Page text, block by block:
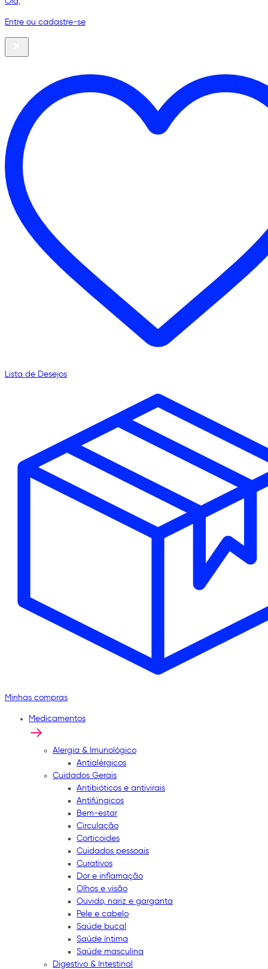
Entre ou cadastre-se
Lista de Desejos
Minhas compras
Medicamentos
Alergia & Imunológico
Antialérgicos
Cuidados Gerais
Antibióticos e antivirais
Antifúngicos
Bem-estar
Circulação
Corticoides
Cuidados pessoais
Curativos
Dor e inflamação
Olhos e visão
Ouvido, nariz e garganta
Pele e cabelo
Saúde bucal
Saúde íntima
Saúde masculina
Digestivo & Intestinal